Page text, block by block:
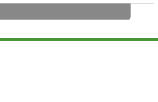
刷ソフト、納品書作成ソフト、会計
す